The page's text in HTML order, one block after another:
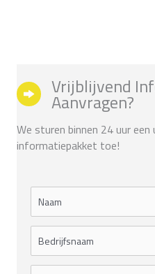
Vrijblijvend
Aanvragen?
We sturen binnen 24 uur een
informatiepakket toe!